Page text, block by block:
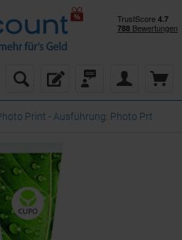
Print - Ausführung: Photo Prt